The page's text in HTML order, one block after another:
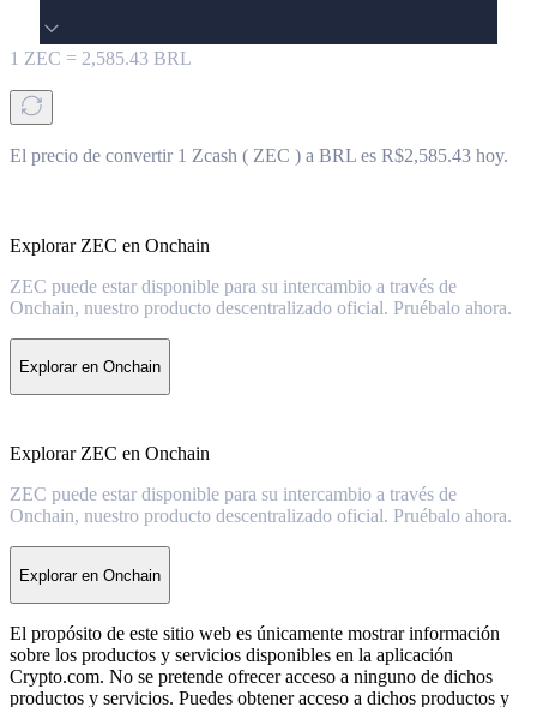
1 ZEC = 2,585.43 BRL
El precio de convertir 1 Zcash ( ZEC ) a BRL es R$2,585.43 hoy.
Explorar ZEC en Onchain
ZEC puede estar disponible para su intercambio a través de
Onchain, nuestro producto descentralizado oficial. Pruébalo ahora.
Explorar en Onchain
Explorar ZEC en Onchain
ZEC puede estar disponible para su intercambio a través de
Onchain, nuestro producto descentralizado oficial. Pruébalo ahora.
Explorar en Onchain
El propósito de este sitio web es únicamente mostrar información
sobre los productos y servicios disponibles en la aplicación
Crypto.com. No se pretende ofrecer acceso a ninguno de dichos
productos y servicios. Puedes obtener acceso a dichos productos y